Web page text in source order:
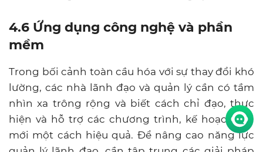
4.6 Ứng dụng công nghệ và phần
mềm
Trong bối cảnh toàn cầu hóa với sự thay đổi khó
lường, các nhà lãnh đạo và quản lý cần có tầm
nhìn xa trông rộng và biết cách chỉ đạo, thực
hiện và hỗ trợ các chương trình, kế hoạch đổi
mới một cách hiệu quả. Để nâng cao năng lực